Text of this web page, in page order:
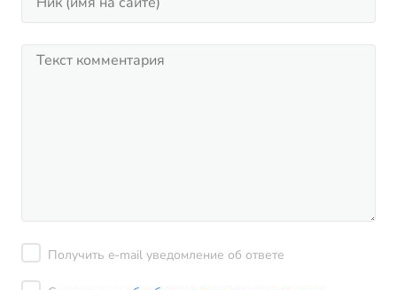
Получить e-mail уведомление об ответе